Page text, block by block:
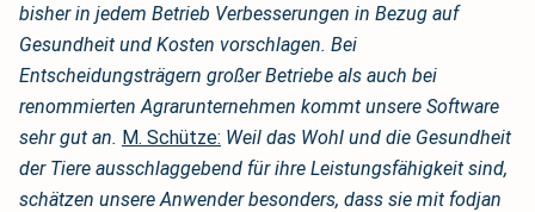
bisher in jedem Betrieb Verbesserungen in Bezug auf
Gesundheit und Kosten vorschlagen. Bei
Entscheidungsträgern großer Betriebe als auch bei
renommierten Agrarunternehmen kommt unsere Software
sehr gut an. M. Schütze: Weil das Wohl und die Gesundheit
der Tiere ausschlaggebend für ihre Leistungsfähigkeit sind,
schätzen unsere Anwender besonders, dass sie mit fodjan